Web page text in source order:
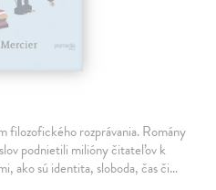
filozofického rozprávania. Romány
podnietili milióny čitateľov k
ako sú identita, sloboda, čas či…